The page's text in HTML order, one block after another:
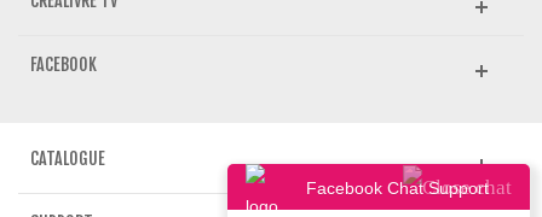
FACEBOOK
CATALOGUE
Facebook Chat Support